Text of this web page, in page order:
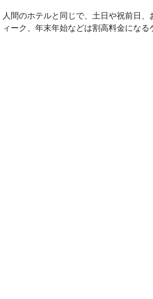
人間のホテルと同じで、土日や祝前日、
ィーク、年末年始などは割高料金になる